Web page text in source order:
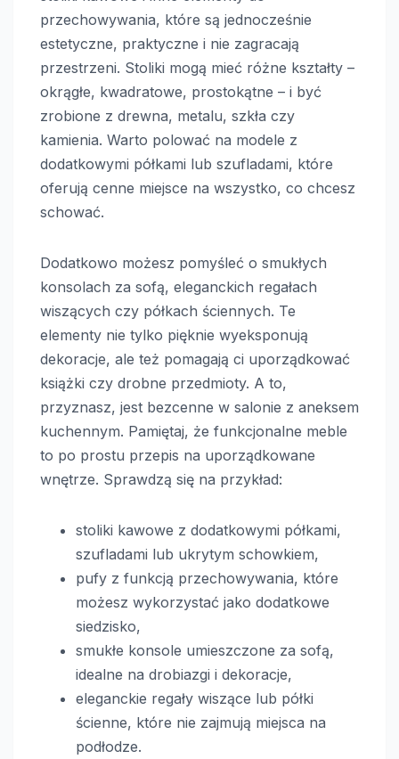
przechowywania, które są jednocześnie
estetyczne, praktyczne i nie zagracają
przestrzeni. Stoliki mogą mieć różne kształty –
okrągłe, kwadratowe, prostokątne – i być
zrobione z drewna, metalu, szkła czy
kamienia. Warto polować na modele z
dodatkowymi półkami lub szufladami, które
oferują cenne miejsce na wszystko, co chcesz
schować.
Dodatkowo możesz pomyśleć o smukłych
konsolach za sofą, eleganckich regałach
wiszących czy półkach ściennych. Te
elementy nie tylko pięknie wyeksponują
dekoracje, ale też pomagają ci uporządkować
książki czy drobne przedmioty. A to,
przyznasz, jest bezcenne w salonie z aneksem
kuchennym. Pamiętaj, że funkcjonalne meble
to po prostu przepis na uporządkowane
wnętrze. Sprawdzą się na przykład:
stoliki kawowe z dodatkowymi półkami,
szufladami lub ukrytym schowkiem,
pufy z funkcją przechowywania, które
możesz wykorzystać jako dodatkowe
siedzisko,
smukłe konsole umieszczone za sofą,
idealne na drobiazgi i dekoracje,
eleganckie regały wiszące lub półki
ścienne, które nie zajmują miejsca na
podłodze.